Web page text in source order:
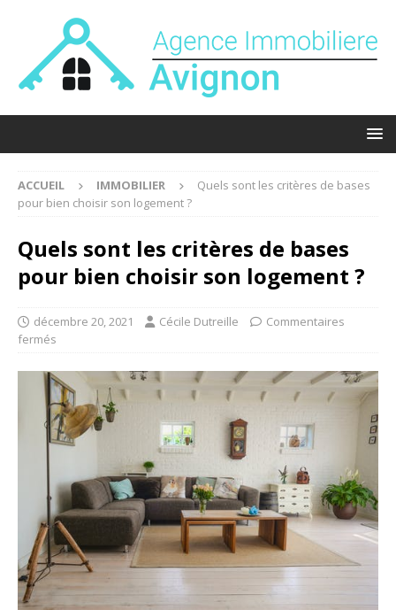
ACCUEIL IMMOBILIER
Quels sont les critères de bases
pour bien choisir son logement ?
Quels sont les critères de bases
pour bien choisir son logement ?
décembre 20, 2021 Cécile Dutreille
Commentaires
fermés